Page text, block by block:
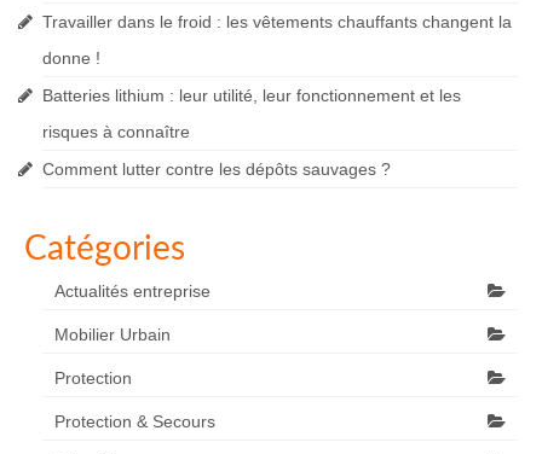
Travailler dans le froid : les vêtements chauffants changent la
donne !
Batteries lithium : leur utilité, leur fonctionnement et les
risques à connaître
Comment lutter contre les dépôts sauvages ?
Catégories
Actualités entreprise
Mobilier Urbain
Protection
Protection & Secours